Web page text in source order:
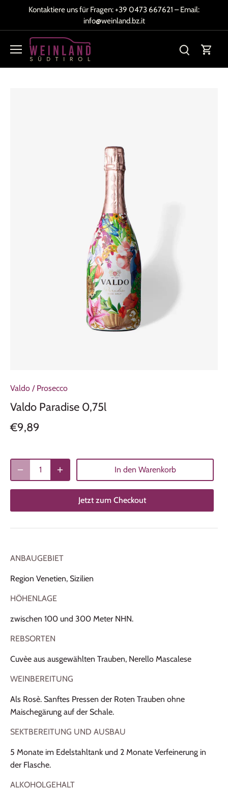
Kontaktiere uns für Fragen:+39 0473 667621 – Email:
info@weinland.bz.it
Valdo / Prosecco
Valdo Paradise 0,75l
€9,89
In den Warenkorb
Jetzt zum Checkout
ANBAUGEBIET
Region Venetien, Sizilien
HÖHENLAGE
zwischen 100 und 300 Meter NHN.
REBSORTEN
Cuvèe aus ausgewählten Trauben, Nerello Mascalese
WEINBEREITUNG
Als Rosè. Sanftes Pressen der Roten Trauben ohne
Maischegärung auf der Schale.
SEKTBEREITUNG UND AUSBAU
5 Monate im Edelstahltank und 2 Monate Verfeinerung in
der Flasche.
ALKOHOLGEHALT